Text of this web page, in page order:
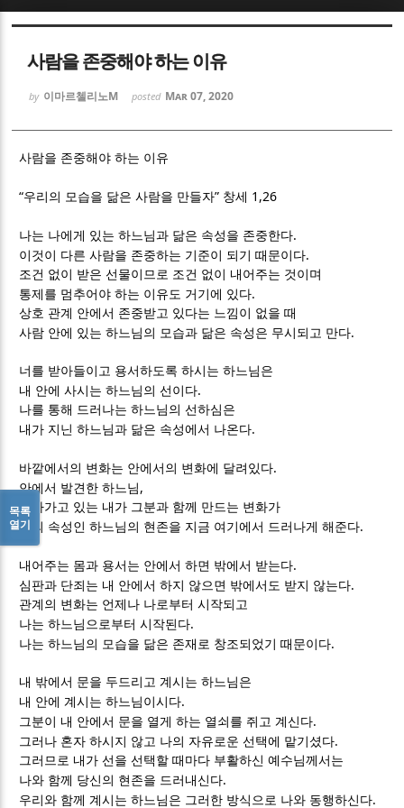
사람을 존중해야 하는 이유
by 이마르첼리노M posted Mar 07, 2020
사람을 존중해야 하는 이유
“우리의 모습을 닮은 사람을 만들자” 창세 1,26
나는 나에게 있는 하느님과 닮은 속성을 존중한다.
이것이 다른 사람을 존중하는 기준이 되기 때문이다.
조건 없이 받은 선물이므로 조건 없이 내어주는 것이며
통제를 멈추어야 하는 이유도 거기에 있다.
상호 관계 안에서 존중받고 있다는 느낌이 없을 때
사람 안에 있는 하느님의 모습과 닮은 속성은 무시되고 만다.
너를 받아들이고 용서하도록 하시는 하느님은
내 안에 사시는 하느님의 선이다.
나를 통해 드러나는 하느님의 선하심은
내가 지닌 하느님과 닮은 속성에서 나온다.
바깥에서의 변화는 안에서의 변화에 달려있다.
안에서 발견한 하느님 ,
닮아가고 있는 내가 그분과 함께 만드는 변화가
선의 속성인 하느님의 현존을 지금 여기에서 드러나게 해준다.
내어주는 몸과 용서는 안에서 하면 밖에서 받는다.
심판과 단죄는 내 안에서 하지 않으면 밖에서도 받지 않는다.
관계의 변화는 언제나 나로부터 시작되고
나는 하느님으로부터 시작된다.
나는 하느님의 모습을 닮은 존재로 창조되었기 때문이다.
내 밖에서 문을 두드리고 계시는 하느님은
내 안에 계시는 하느님이시다.
그분이 내 안에서 문을 열게 하는 열쇠를 쥐고 계신다.
그러나 혼자 하시지 않고 나의 자유로운 선택에 맡기셨다.
그러므로 내가 선을 선택할 때마다 부활하신 예수님께서는
나와 함께 당신의 현존을 드러내신다.
우리와 함께 계시는 하느님은 그러한 방식으로 나와 동행하신다.
목록
열기
Sketchbook5, 스케치북5
Sketchbook5, 스케치북5
Sketchbook5, 스케치북5
Sketchbook5, 스케치북5